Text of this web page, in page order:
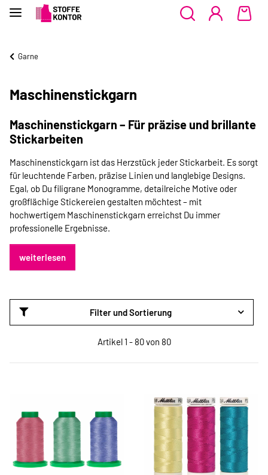
Garne
Maschinenstickgarn
Maschinenstickgarn – Für präzise und brillante
Stickarbeiten
Maschinenstickgarn ist das Herzstück jeder Stickarbeit. Es sorgt
für leuchtende Farben, präzise Linien und langlebige Designs.
Egal, ob Du filigrane Monogramme, detailreiche Motive oder
großflächige Stickereien gestalten möchtest – mit
hochwertigem Maschinenstickgarn erreichst Du immer
professionelle Ergebnisse.
weiterlesen
Filter und Sortierung
Artikel 1 - 80 von 80